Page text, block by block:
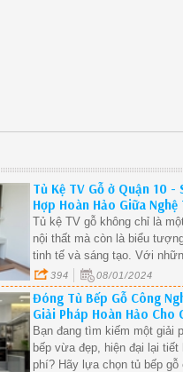
Tủ Kệ TV Gỗ ở Quận 10 -
Hợp Hoàn Hảo Giữa
Tiện Ích
Tủ kệ TV gỗ không chỉ là
nội thất mà còn là biểu
tinh tế và sáng tạo. Với
vượt trội về thiết kế, chất
tiện ích là sự lựa chọn lý
những người yêu thích không
đẳng cấp
394 08/01/2024
Đóng Tủ Bếp Gỗ Công
Giải Pháp Hoàn Hảo Cho
Hiện Đại.
Bạn đang tìm kiếm một giải
bếp vừa đẹp, hiện đại lại tiết
phí? Hãy lựa chọn tủ bếp gỗ